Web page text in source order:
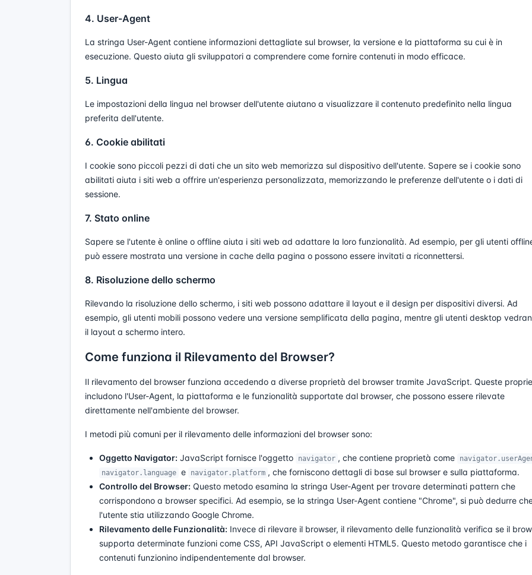
4. User-Agent
La stringa User-Agent contiene informazioni dettagliate sul browser, la versione e la piattaforma su cui è in
esecuzione. Questo aiuta gli sviluppatori a comprendere come fornire contenuti in modo efficace.
5. Lingua
Le impostazioni della lingua nel browser dell'utente aiutano a visualizzare il contenuto predefinito nella lingua
preferita dell'utente.
6. Cookie abilitati
I cookie sono piccoli pezzi di dati che un sito web memorizza sul dispositivo dell'utente. Sapere se i cookie sono
abilitati aiuta i siti web a offrire un'esperienza personalizzata, memorizzando le preferenze dell'utente o i dati di
sessione.
7. Stato online
Sapere se l'utente è online o offline aiuta i siti web ad adattare la loro funzionalità. Ad esempio, per gli utenti
può essere mostrata una versione in cache della pagina o possono essere invitati a riconnettersi.
8. Risoluzione dello schermo
Rilevando la risoluzione dello schermo, i siti web possono adattare il layout e il design per dispositivi diversi. Ad
esempio, gli utenti mobili possono vedere una versione semplificata della pagina, mentre gli utenti desktop
il layout a schermo intero.
Come funziona il Rilevamento del Browser?
Il rilevamento del browser funziona accedendo a diverse proprietà del browser tramite JavaScript. Queste
includono l'User-Agent, la piattaforma e le funzionalità supportate dal browser, che possono essere rilevate
direttamente nell'ambiente del browser.
I metodi più comuni per il rilevamento delle informazioni del browser sono:
Oggetto Navigator: JavaScript fornisce l'oggetto navigator , che contiene proprietà come
navigator.language e navigator.platform , che forniscono dettagli di base sul browser e sulla piattaforma.
Controllo del Browser: Questo metodo esamina la stringa User-Agent per trovare determinati pattern che
corrispondono a browser specifici. Ad esempio, se la stringa User-Agent contiene "Chrome", si può dedurre
l'utente stia utilizzando Google Chrome.
Rilevamento delle Funzionalità: Invece di rilevare il browser, il rilevamento delle funzionalità verifica se il
supporta determinate funzioni come CSS, API JavaScript o elementi HTML5. Questo metodo garantisce che i
contenuti funzionino indipendentemente dal browser.